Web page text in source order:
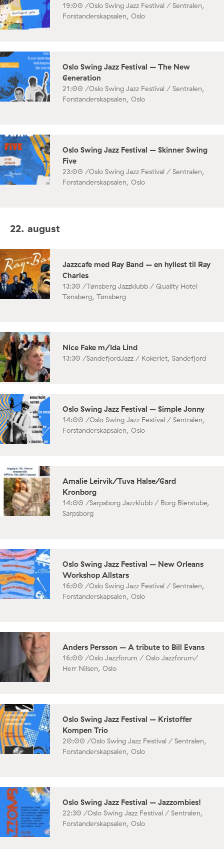
19:00 /Oslo Swing Jazz Festival / Sentralen,
Forstanderskapsalen, Oslo
Oslo Swing Jazz Festival – The New
Generation
21:00 /Oslo Swing Jazz Festival / Sentralen,
Forstanderskapsalen, Oslo
Oslo Swing Jazz Festival – Skinner Swing
Five
23:00 /Oslo Swing Jazz Festival / Sentralen,
Forstanderskapsalen, Oslo
22. august
Jazzcafe med Ray Band – en hyllest til Ray
Charles
13:30 /Tønsberg Jazzklubb / Quality Hotel
Tønsberg, Tønsberg
Nice Fake m/Ida Lind
13:30 /SandefjordJazz / Kokeriet, Sandefjord
Oslo Swing Jazz Festival – Simple Jonny
14:00 /Oslo Swing Jazz Festival / Sentralen,
Forstanderskapsalen, Oslo
Amalie Leirvik/Tuva Halse/Gard
Kronborg
14:00 /Sarpsborg Jazzklubb / Borg Bierstube,
Sarpsborg
Oslo Swing Jazz Festival – New Orleans
Workshop Allstars
16:00 /Oslo Swing Jazz Festival / Sentralen,
Forstanderskapsalen, Oslo
Anders Persson – A tribute to Bill Evans
16:00 /Oslo Jazzforum / Oslo Jazzforum/
Herr Nilsen, Oslo
Oslo Swing Jazz Festival – Kristoffer
Kompen Trio
20:00 /Oslo Swing Jazz Festival / Sentralen,
Forstanderskapsalen, Oslo
Oslo Swing Jazz Festival – Jazzombies!
22:30 /Oslo Swing Jazz Festival / Sentralen,
Forstanderskapsalen, Oslo